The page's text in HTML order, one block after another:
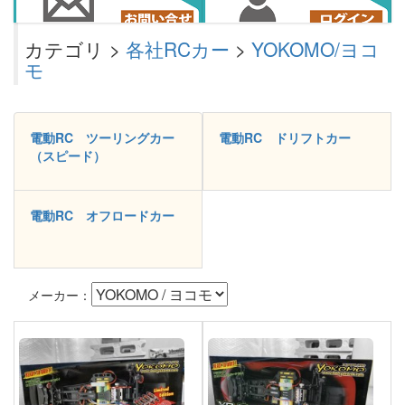
カテゴリ > 各社RCカー > YOKOMO/ヨコ
モ
電動RC ツーリングカー
（スピード）
電動RC ドリフトカー
電動RC オフロードカー
メーカー：